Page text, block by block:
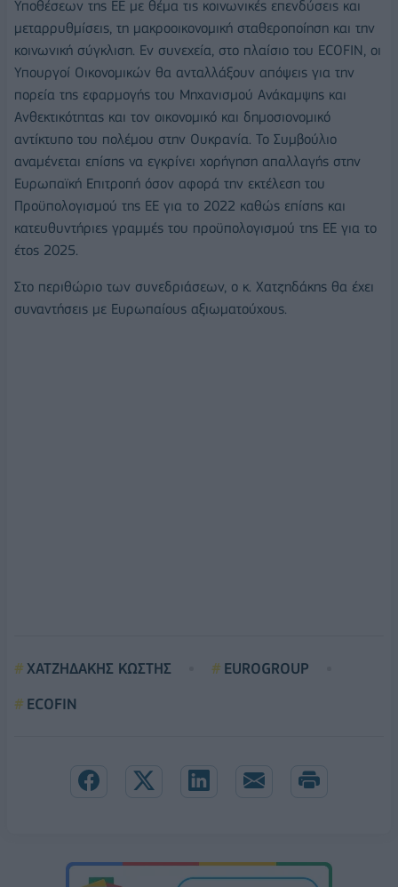
Υποθέσεων της ΕΕ με θέμα τις κοινωνικές επενδύσεις και
μεταρρυθμίσεις, τη μακροοικονομική σταθεροποίηση και την
κοινωνική σύγκλιση. Εν συνεχεία, στο πλαίσιο του ECOFIN, οι
Υπουργοί Οικονομικών θα ανταλλάξουν απόψεις για την
πορεία της εφαρμογής του Μηχανισμού Ανάκαμψης και
Ανθεκτικότητας και τον οικονομικό και δημοσιονομικό
αντίκτυπο του πολέμου στην Ουκρανία. Το Συμβούλιο
αναμένεται επίσης να εγκρίνει χορήγηση απαλλαγής στην
Ευρωπαϊκή Επιτροπή όσον αφορά την εκτέλεση του
Προϋπολογισμού της ΕΕ για το 2022 καθώς επίσης και
κατευθυντήριες γραμμές του προϋπολογισμού της ΕΕ για το
έτος 2025.
Στο περιθώριο των συνεδριάσεων, ο κ. Χατζηδάκης θα έχει
συναντήσεις με Ευρωπαίους αξιωματούχους.
ΧΑΤΖΗΔΑΚΗΣ ΚΩΣΤΗΣ
EUROGROUP
ECOFIN